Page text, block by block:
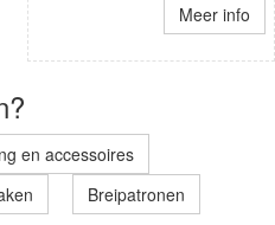
Meer info
en accessoires
Breipatronen